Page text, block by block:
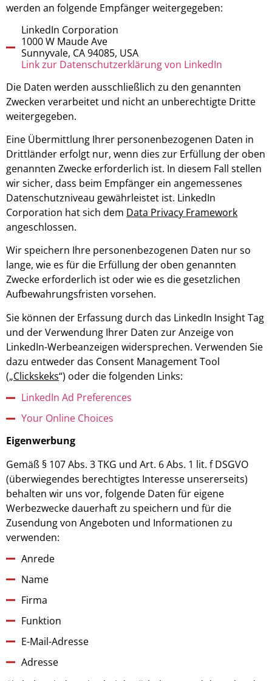
werden an folgende Empfänger weitergegeben:
LinkedIn Corporation
1000 W Maude Ave
Sunnyvale, CA 94085, USA
Link zur Datenschutzerklärung von LinkedIn
Die Daten werden ausschließlich zu den genannten
Zwecken verarbeitet und nicht an unberechtigte Dritte
weitergegeben.
Eine Übermittlung Ihrer personenbezogenen Daten in
Drittländer erfolgt nur, wenn dies zur Erfüllung der oben
genannten Zwecke erforderlich ist. In diesem Fall stellen
wir sicher, dass beim Empfänger ein angemessenes
Datenschutzniveau gewährleistet ist. LinkedIn
Corporation hat sich dem Data Privacy Framework
angeschlossen.
Wir speichern Ihre personenbezogenen Daten nur so
lange, wie es für die Erfüllung der oben genannten
Zwecke erforderlich ist oder wie es die gesetzlichen
Aufbewahrungsfristen vorsehen.
Sie können der Erfassung durch das LinkedIn Insight Tag
und der Verwendung Ihrer Daten zur Anzeige von
LinkedIn-Werbeanzeigen widersprechen. Verwenden Sie
dazu entweder das Consent Management Tool
(„Clickskeks“) oder die folgenden Links:
LinkedIn Ad Preferences
Your Online Choices
Eigenwerbung
Gemäß § 107 Abs. 3 TKG und Art. 6 Abs. 1 lit. f DSGVO
(überwiegendes berechtigtes Interesse unsererseits)
behalten wir uns vor, folgende Daten für eigene
Werbezwecke dauerhaft zu speichern und für die
Zusendung von Angeboten und Informationen zu
verwenden:
Anrede
Name
Firma
Funktion
E-Mail-Adresse
Adresse